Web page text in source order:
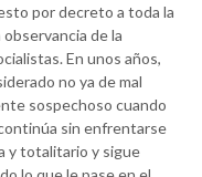
por decreto a toda la
de la
En unos años,
no ya de mal
sospechoso cuando
sin enfrentarse
y totalitario y sigue